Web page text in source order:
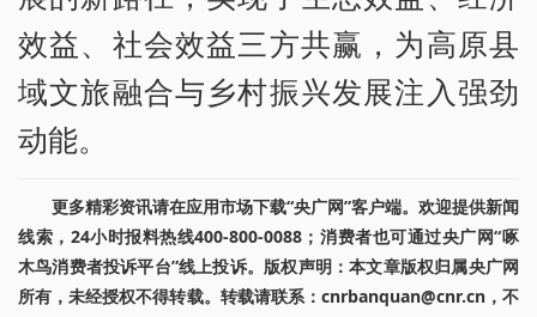
效益、社会效益三方共赢，为高原县
域文旅融合与乡村振兴发展注入强劲
动能。
更多精彩资讯请在应用市场下载“央广网”客户端。欢迎提供新闻
线索，24小时报料热线400-800-0088；消费者也可通过央广网“啄
木鸟消费者投诉平台”线上投诉。版权声明：本文章版权归属央广网
所有，未经授权不得转载。转载请联系：cnrbanquan@cnr.cn，不